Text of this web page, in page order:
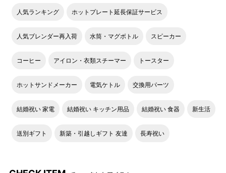
チャコールカラーのテーマは「ふかみのある あじわい」
ます。
6WAY冷却フォールディングファ
育てるタオル feel プチフェイス
人気ランキング ホットプレート延長保証サービス
人気ブレンダー再入荷 水筒・マグボトル スピーカー
コーヒー アイロン・衣類スチーマー トースター
ホットサンドメーカー 電気ケトル 交換用パーツ
結婚祝い 家電 結婚祝い キッチン用品 結婚祝い 食器 新生活
送別ギフト 新築・引越しギフト 友達 長寿祝い